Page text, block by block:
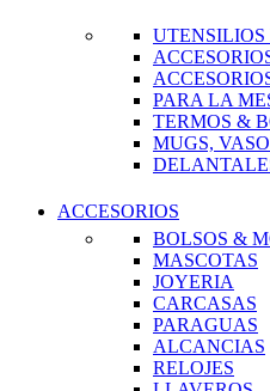
PARA LA
TERMOS &
MUGS,
ACCESORIOS
BOLSOS &
MASCOTAS
JOYERIA
CARCASAS
PARAGUAS
ALCANCIAS
RELOJES